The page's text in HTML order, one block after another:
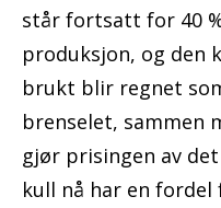
står fortsatt for 40
produksjon, og den
brukt blir regnet
brenselet, sammen
gjør prisingen av
kull nå har en fordel